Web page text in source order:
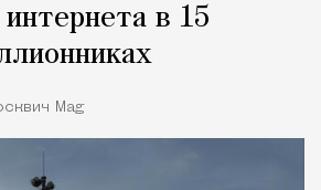
в 15
Mag